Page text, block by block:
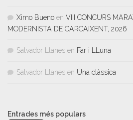
Ximo Bueno en VIII CONCURS
MODERNISTA DE CARCAIXENT, 2026
Salvador Llanes en Far i LLuna
Salvador Llanes en Una clàssica
Entrades més populars